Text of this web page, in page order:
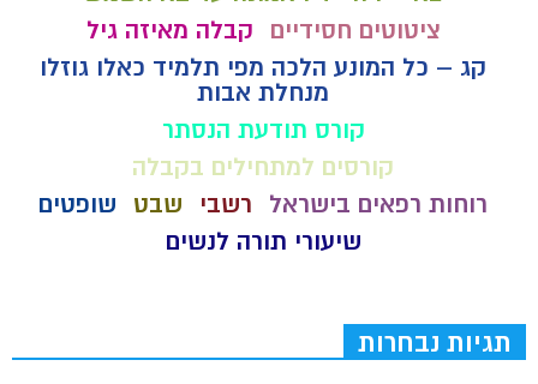
ציטוטים חסידיים
קבלה מאיזה גיל
קג – כל המונע הלכה מפי תלמיד כאלו גוזלו
מנחלת אבות
קורס תודעת הנסתר
קורסים למתחילים בקבלה
רוחות רפאים בישראל
רשבי שבט
שופטים
שיעורי תורה לנשים
תגיות נבחרות